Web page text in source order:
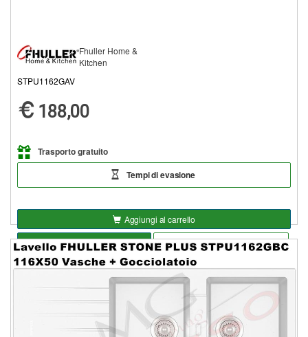
Fhuller Home &
Kitchen
STPU1162GAV
188,00
Trasporto gratuito
Tempi di evasione
Aggiungi al carrello
Seleziona opzioni
Aggiungi alla lista